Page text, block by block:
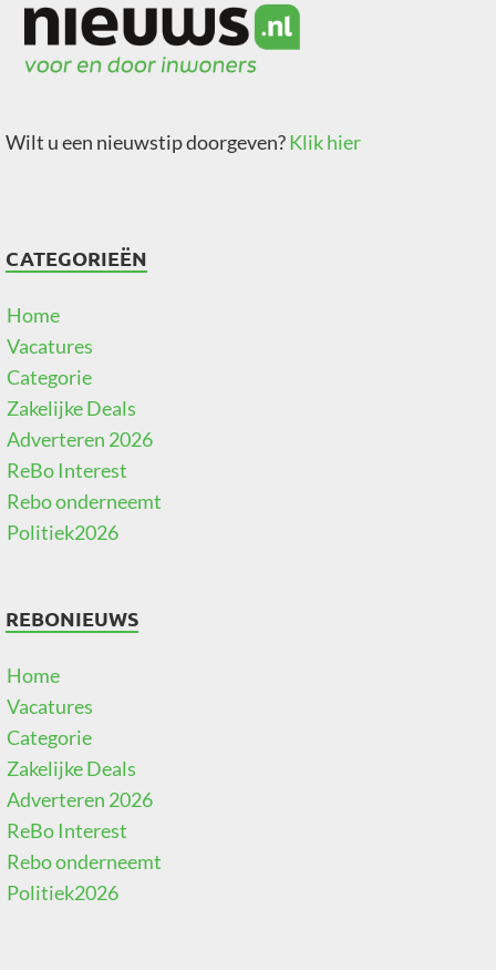
Wilt u een nieuwstip doorgeven?Klik hier
CATEGORIEËN
Home
Vacatures
Categorie
Zakelijke Deals
Adverteren 2026
ReBo Interest
Rebo onderneemt
Politiek2026
REBONIEUWS
Home
Vacatures
Categorie
Zakelijke Deals
Adverteren 2026
ReBo Interest
Rebo onderneemt
Politiek2026